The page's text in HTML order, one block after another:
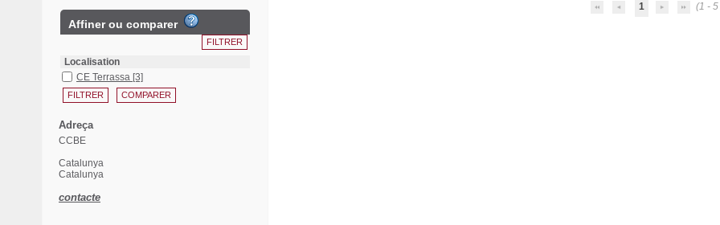
1 (1 - 5
Affiner ou comparer
Localisation
CE Terrassa [3]
Adreça
CCBE
Catalunya
Catalunya
contacte